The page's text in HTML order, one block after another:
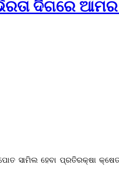
ଦିଗରେ
ସାମିଲ ହେବା ପ୍ରତିରକ୍ଷା